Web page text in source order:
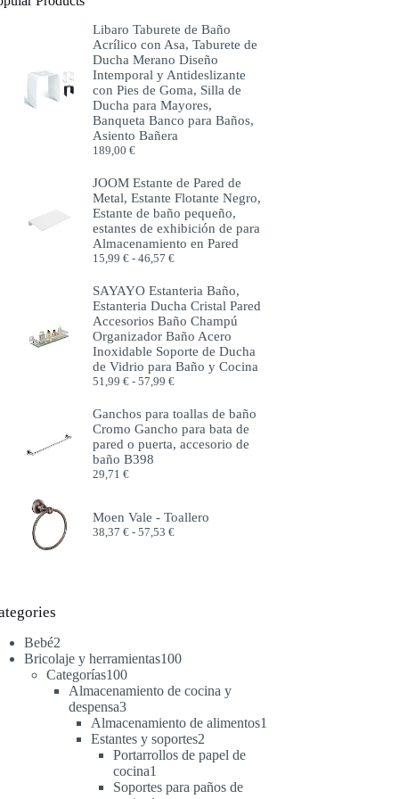
Libaro Taburete de Baño
Acrílico con Asa, Taburete de
Ducha Merano Diseño
Intemporal y Antideslizante
con Pies de Goma, Silla de
Ducha para Mayores,
Banqueta Banco para Baños,
Asiento Bañera
189,00€
JOOM Estante de Pared de
Metal, Estante Flotante Negro,
Estante de baño pequeño,
estantes de exhibición de para
Almacenamiento en Pared
15,99€ - 46,57€Rango
precios:
desde
15,99 €
hasta
46,57 €
SAYAYO Estanteria Baño,
Estanteria Ducha Cristal Pared
Accesorios Baño Champú
Organizador Baño Acero
Inoxidable Soporte de Ducha
de Vidrio para Baño y Cocina
51,99€ - 57,99€Rango
precios:
desde
51,99 €
hasta
Ganchos para toallas de baño
Cromo Gancho para bata de
pared o puerta, accesorio de
baño B398
29,71€
Moen Vale - Toallero
38,37€ - 57,53€Rango
Bebé2
productos
Bricolaje y herramientas100100
Categorías100100
productos
Almacenamiento de cocina y
despensa33
productos
Almacenamiento de alimentos1
Estantes y soportes2
productos
Portarrollos de papel de
cocina1
producto
Soportes para paños de